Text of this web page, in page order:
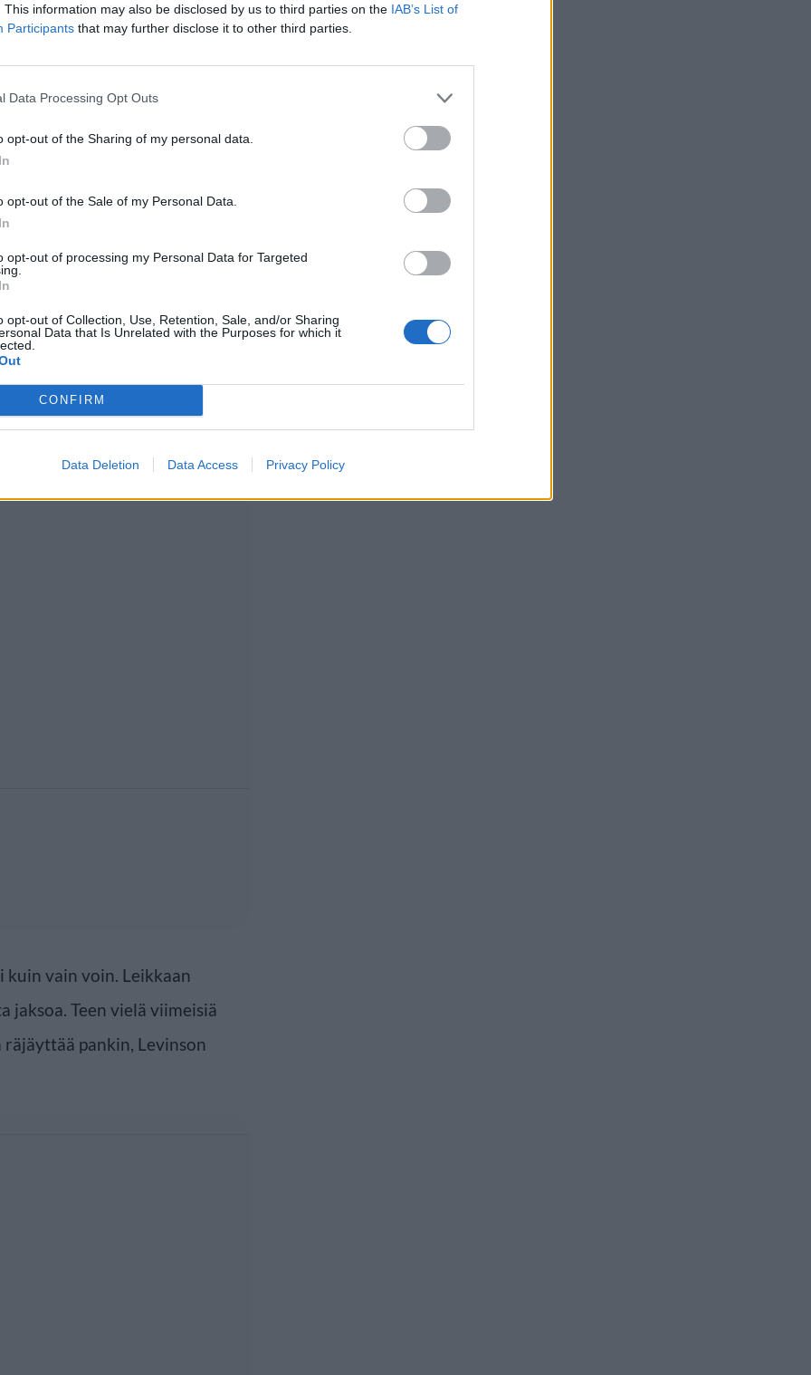
This information may also be disclosed by us to third parties on the IAB’s List of
Participants that may further disclose it to other third parties.
Data Processing Opt Outs
opt-out of the Sharing of my personal data.
opt-out of the Sale of my Personal Data.
opt-out of processing my Personal Data for Targeted
opt-out of Collection, Use, Retention, Sale, and/or Sharing
Data that Is Unrelated with the Purposes for which it
CONFIRM
Data Deletion Data Access Privacy Policy
torpanneen fanien
tuotantokausi on jäämässä
suunnitelmissa ole tehdä
kirjoitavansa jokaisen
olisi viimeinen kausi.
kuin vain voin. Leikkaan
jaksoa. Teen vielä viimeisiä
pankin, Levinson